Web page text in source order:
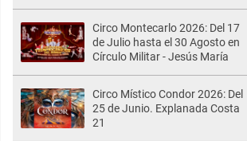
Circo Montecarlo 2026: Del 17
de Julio hasta el 30 Agosto en
Círculo Militar - Jesús María
Circo Místico Condor 2026: Del
25 de Junio. Explanada Costa
21